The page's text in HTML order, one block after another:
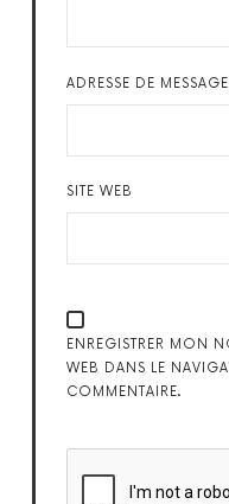
ADRESSE DE
SITE WEB
ENREGISTRER MON
WEB DANS LE
COMMENTAIRE.